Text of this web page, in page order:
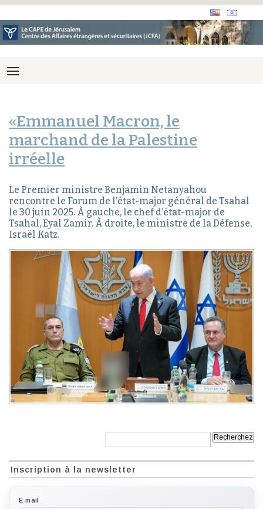
«Emmanuel Macron, le
marchand de la Palestine
irréelle
Le Premier ministre Benjamin Netanyahou
rencontre le Forum de l’état-major général de Tsahal
le 30 juin 2025. À gauche, le chef d’état-major de
Tsahal, Eyal Zamir. À droite, le ministre de la Défense,
Israël Katz.
Inscription à la newsletter
E-mail